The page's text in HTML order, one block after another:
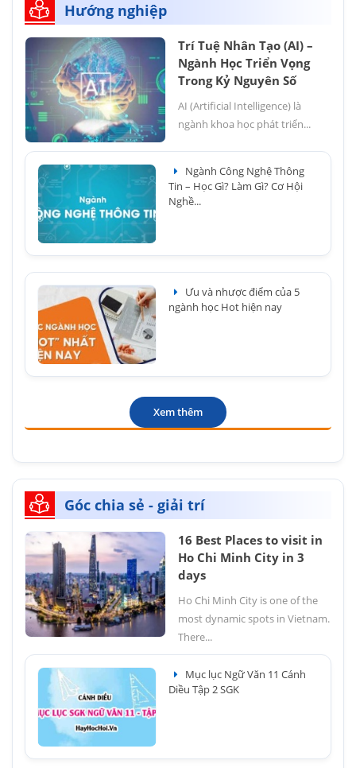
Hướng nghiệp
Trí Tuệ Nhân Tạo (AI) –
Ngành Học Triển Vọng
Trong Kỷ Nguyên Số
AI (Artificial Intelligence) là
ngành khoa học phát triển...
Ngành Công Nghệ Thông
Tin – Học Gì? Làm Gì? Cơ Hội
Nghề...
Ưu và nhược điểm của 5
ngành học Hot hiện nay
Xem thêm
Góc chia sẻ - giải trí
16 Best Places to visit in
Ho Chi Minh City in 3
days
Ho Chi Minh City is one of the
most dynamic spots in Vietnam.
There...
Mục lục Ngữ Văn 11 Cánh
Diều Tập 2 SGK